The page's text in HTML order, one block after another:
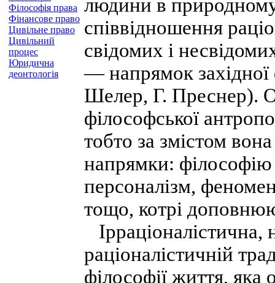
Філософія права
Фінансове право
Цивільне право
Цивільний
процес
Юридична
деонтологія
людини в природному
співвідношення
свідомих і
— напрямок
Шелер, Г. Преснер).
філософської
тобто за змістом
напрямки: філософію
персоналізм,
тощо, котрі
Ірраціоналістична,
раціоналістичній
філософії життя,